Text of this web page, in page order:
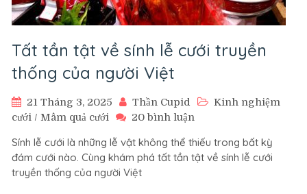
Tất tần tật về sính lễ cưới truyền
thống của người Việt
21 Tháng 3, 2025 Thần Cupid
Kinh nghiệm
cưới / Mâm quả cưới 20 bình luận
tần
tật
Sính lễ cưới là những lễ vật không thể thiếu trong bất kỳ
đám cưới nào. Cùng khám phá tất tần tật về sính lễ cưới
truyền thống của người Việt